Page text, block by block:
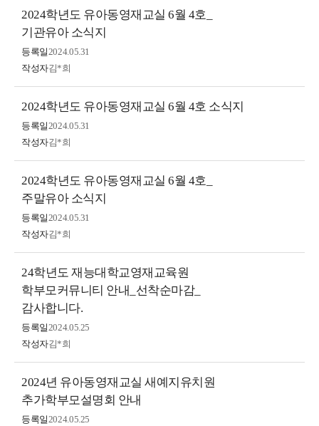
2024학년도 유아동영재교실 6월 4호_
기관유아 소식지
등록일2024.05.31
작성자김*희
2024학년도 유아동영재교실 6월 4호 소식지
등록일2024.05.31
작성자김*희
2024학년도 유아동영재교실 6월 4호_
주말유아 소식지
등록일2024.05.31
작성자김*희
24학년도 재능대학교영재교육원
학부모커뮤니티 안내_선착순마감_
감사합니다.
등록일2024.05.25
작성자김*희
2024년 유아동영재교실 새예지유치원
추가학부모설명회 안내
등록일2024.05.25